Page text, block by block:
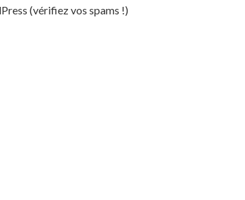
(vérifiez vos spams !)